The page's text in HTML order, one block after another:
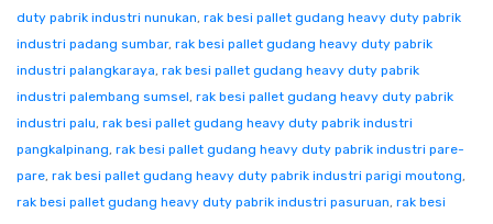
duty pabrik industri nunukan, rak besi pallet gudang heavy duty pabrik
industri padang sumbar, rak besi pallet gudang heavy duty pabrik
industri palangkaraya, rak besi pallet gudang heavy duty pabrik
industri palembang sumsel, rak besi pallet gudang heavy duty pabrik
industri palu, rak besi pallet gudang heavy duty pabrik industri
pangkalpinang, rak besi pallet gudang heavy duty pabrik industri pare-
pare, rak besi pallet gudang heavy duty pabrik industri parigi moutong,
rak besi pallet gudang heavy duty pabrik industri pasuruan, rak besi